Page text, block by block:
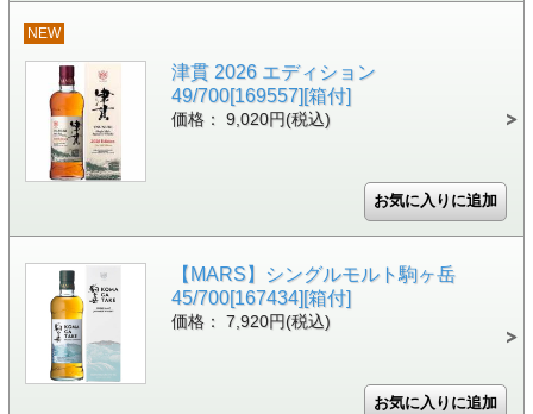
NEW
津貫 2026 エディション
49/700[169557][箱付]
価格： 9,020円(税込)
【MARS】シングルモルト駒ヶ岳
45/700[167434][箱付]
価格： 7,920円(税込)